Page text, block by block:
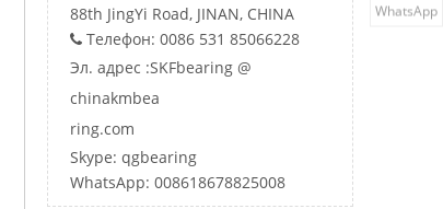
88th JingYi Road, JINAN, CHINA
 Телефон: 0086 531 85066228
Эл. адрес :SKFbearing @
chinakmbea
ring.com
Skype: qgbearing
WhatsApp: 008618678825008
WhatsApp